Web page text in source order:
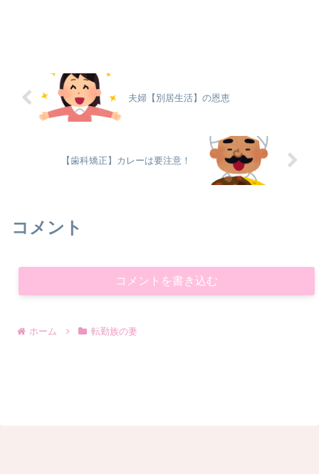
夫婦【別居生活】の恩恵
【歯科矯正】カレーは要注意！
コメント
コメントを書き込む
ホーム 転勤族の妻